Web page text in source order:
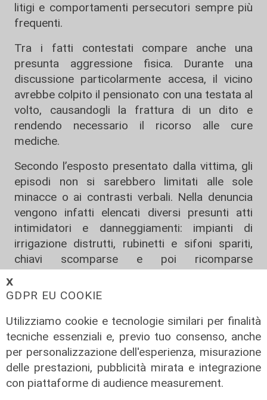
𝗫
GDPR EU COOKIE
Utilizziamo cookie e tecnologie similari per finalità
tecniche essenziali e, previo tuo consenso, anche
per personalizzazione dell'esperienza, misurazione
delle prestazioni, pubblicità mirata e integrazione
con piattaforme di audience measurement.
litigi e comportamenti persecutori sempre più
frequenti.
Tra i fatti contestati compare anche una
presunta aggressione fisica. Durante una
discussione particolarmente accesa, il vicino
avrebbe colpito il pensionato con una testata al
volto, causandogli la frattura di un dito e
rendendo necessario il ricorso alle cure
mediche.
Secondo l’esposto presentato dalla vittima, gli
episodi non si sarebbero limitati alle sole
minacce o ai contrasti verbali. Nella denuncia
vengono infatti elencati diversi presunti atti
intimidatori e danneggiamenti: impianti di
irrigazione distrutti, rubinetti e sifoni spariti,
chiavi scomparse e poi ricomparse
dell’energia elettrica in alcuni locali utilizzati dal
L’uomo avrebbe documentato il lungo periodo
di stress e disagio vissuto attraverso
fotografie, referti medici e altra
documentazione allegata alla querela. Elementi
che la Procura ha ora valutato sufficienti per